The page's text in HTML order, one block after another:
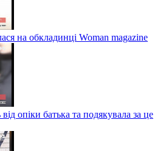
на обкладинці Woman magazine
від опіки батька та подякувала за це